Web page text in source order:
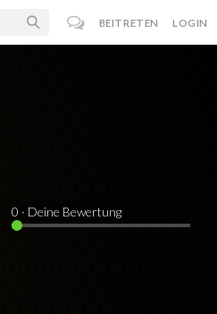
BEITRETEN LOGIN
0 · Deine Bewertung